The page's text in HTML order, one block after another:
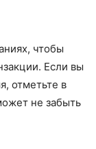
чтобы
Если вы
отметьте в
не забыть